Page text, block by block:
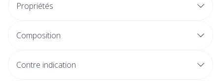
Propriétés
Composition
Contre indication